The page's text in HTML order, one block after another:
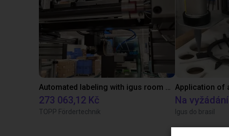
Automated labeling with igus room gantry and a cab label printer
273 063,12 Kč
TOPP Fördertechnik
Application of
Na vyžádání
Igus do brasil